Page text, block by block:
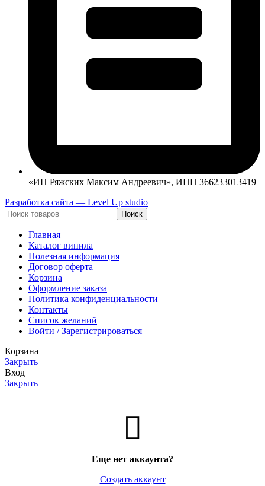
«ИП Ряжских Максим Андреевич», ИНН 366233013419
Разработка сайта — Level Up studio
Поиск
Главная
Каталог винила
Полезная информация
Договор оферта
Корзина
Оформление заказа
Политика конфиденциальности
Контакты
Список желаний
Войти / Зарегистрироваться
Корзина
Закрыть
Вход
Закрыть
Еще нет аккаунта?
Создать аккаунт